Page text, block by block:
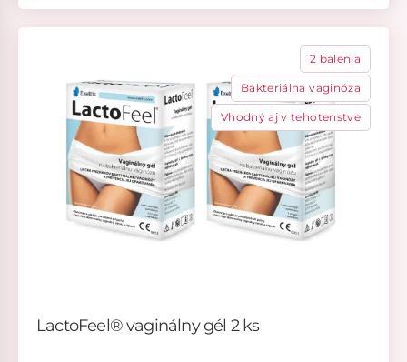
2 balenia
Bakteriálna vaginóza
Vhodný aj v tehotenstve
LactoFeel® vaginálny gél 2 ks